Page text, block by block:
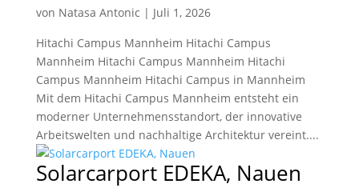
von Natasa Antonic | Juli 1, 2026
Hitachi Campus Mannheim Hitachi Campus
Mannheim Hitachi Campus Mannheim Hitachi
Campus Mannheim Hitachi Campus in Mannheim
Mit dem Hitachi Campus Mannheim entsteht ein
moderner Unternehmensstandort, der innovative
Arbeitswelten und nachhaltige Architektur vereint....
Solarcarport EDEKA, Nauen